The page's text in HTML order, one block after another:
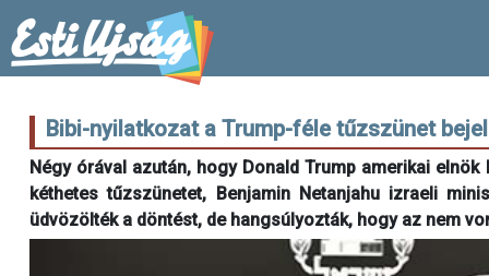
Bibi-nyilatkozat a Trump-féle tűzszünet
Négy órával azután, hogy Donald Trump amerikai
kéthetes tűzszünetet, Benjamin Netanjahu izraeli
üdvözölték a döntést, de hangsúlyozták, hogy az nem